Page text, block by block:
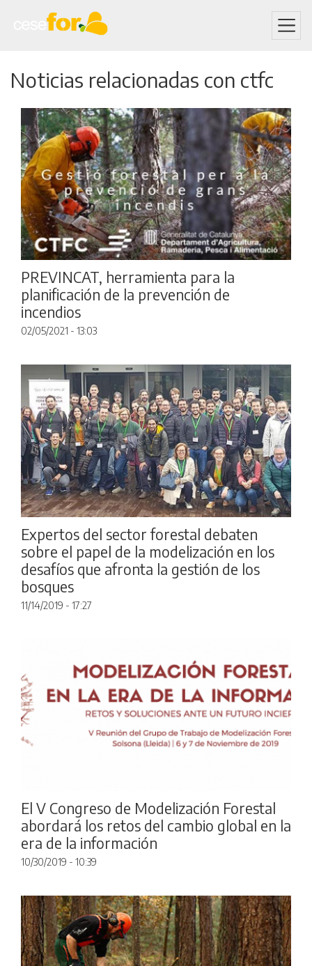
to
content
Noticias relacionadas con ctfc
PREVINCAT, herramienta para la
planificación de la prevención de
incendios
02/05/2021 - 13:03
Expertos del sector forestal debaten
sobre el papel de la modelización en los
desafíos que afronta la gestión de los
bosques
11/14/2019 - 17:27
El V Congreso de Modelización Forestal
abordará los retos del cambio global en la
era de la información
10/30/2019 - 10:39